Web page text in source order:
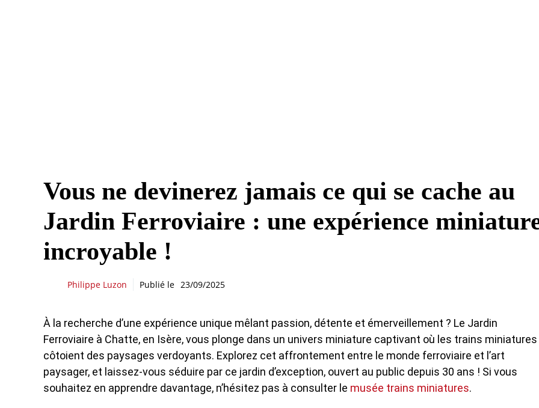
Vous ne devinerez jamais ce qui se cache au
Jardin Ferroviaire : une expérience
incroyable !
Philippe Luzon Publié le 23/09/2025
À la recherche d’une expérience unique mêlant passion, détente et émerveillement ? Le Jardin
Ferroviaire à Chatte, en Isère, vous plonge dans un univers miniature captivant où les trains miniatures
côtoient des paysages verdoyants. Explorez cet affrontement entre le monde ferroviaire et l’art
paysager, et laissez-vous séduire par ce jardin d’exception, ouvert au public depuis 30 ans ! Si vous
souhaitez en apprendre davantage, n’hésitez pas à consulter le musée trains miniatures.